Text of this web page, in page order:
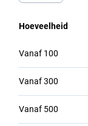
Hoeveelheid
Vanaf 100
Vanaf300
Vanaf 500